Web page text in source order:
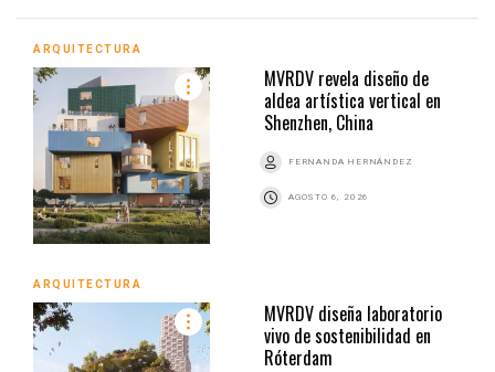
ARQUITECTURA
MVRDV revela diseño de
aldea artística vertical en
Shenzhen, China
FERNANDA HERNÁNDEZ
AGOSTO 6, 2026
ARQUITECTURA
MVRDV diseña laboratorio
vivo de sostenibilidad en
Róterdam